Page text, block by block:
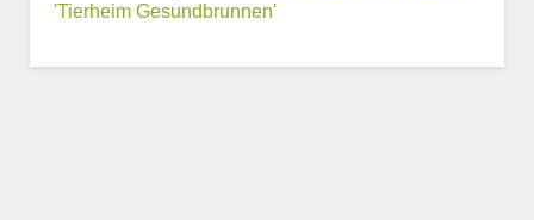
Weitere Informationen
'Tierheim Gesundbrunnen'